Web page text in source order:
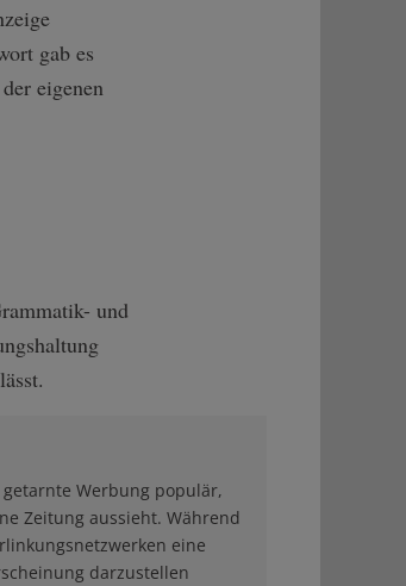
gab es
eigenen
und
Werbung populär,
Zeitung aussieht. Während
eine
darzustellen